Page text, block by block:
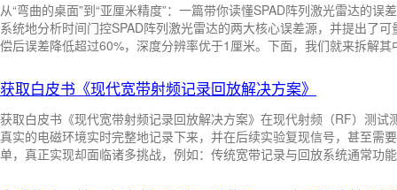
中文：生物-光学算法；英文：bio-optical algorithm 中文：海洋光学系
中文：光学参量太赫兹源；英文：optical parame-tric terahertz source
从“弯曲的桌面”到“亚厘米精度”：一篇带你读懂SPAD阵列激光雷达的
系统地分析时间门控SPAD阵列激光雷达的两大核心误差源，并提出了
偿后误差降低超过60%，深度分辨率优于1厘米。下面，我们就来拆解
同，时间门控SPAD阵列不逐点累积光子直方图，而是通过时间门来“切
获取白皮书《现代宽带射频记录回放解决方案》
获取白皮书《现代宽带射频记录回放解决方案》在现代射频（RF）测
真实的电磁环境实时完整地记录下来，并在后续实验复现信号，甚至需
单，真正实现却面临诸多挑战，例如：传统宽带记录与回放系统通常功